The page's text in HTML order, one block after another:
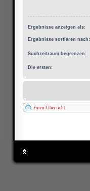
Ergebnisse anzeigen als:
Ergebnisse sortieren nach:
Suchzeitraum begrenzen:
Die ersten:
Foren-Übersicht